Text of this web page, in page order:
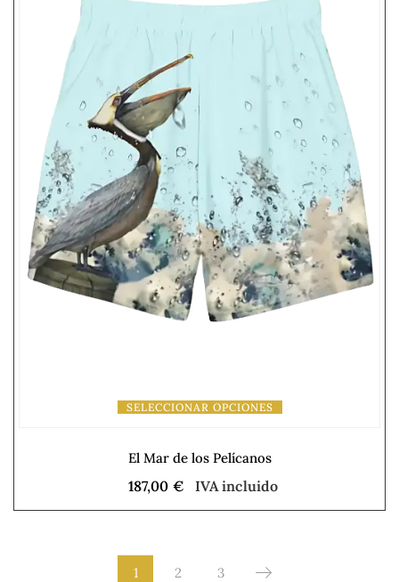
SELECCIONAR OPCIONES
El Mar de los Pelícanos
187,00 € IVA incluido
1 2 3